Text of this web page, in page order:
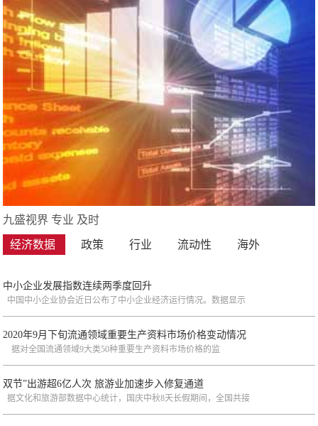
九盛视界 专业 及时
经济数据 政策 行业 流动性 海外
中小企业发展指数连续两季度回升
中国中小企业协会近日公布了中小企业经济运行情况。数据显示
2020年9月下旬流通领域重要生产资料市场价格变动情况
据对全国流通领域9大类50种重要生产资料市场价格的监
双节”出游超6亿人次 旅游业加速步入修复通道
据文化和旅游部数据中心统计，国庆中秋8天长假期间，全国共接